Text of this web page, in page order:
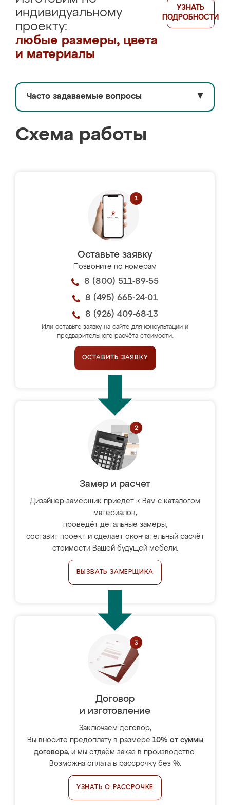
индивидуальному
проекту:
любые размеры, цвета
и материалы
УЗНАТЬ
ПОДРОБНОСТИ
Часто задаваемые вопросы ▼
Схема работы
Оставьте заявку
Позвоните по номерам
8 (800) 511-89-55
8 (495) 665-24-01
8 (926) 409-68-13
Или оставьте заявку на сайте для консультации и
предварительного расчёта стоимости.
ОСТАВИТЬ ЗАЯВКУ
Замер и расчет
Дизайнер-замерщик приедет к Вам с каталогом
материалов,
проведёт детальные замеры,
составит проект и сделает окончательный расчёт
стоимости Вашей будущей мебели.
ВЫЗВАТЬ ЗАМЕРЩИКА
Договор
и изготовление
Заключаем договор,
Вы вносите предоплату в размере 10% от суммы
договора, и мы отдаём заказ в производство.
Возможна оплата в рассрочку без %.
УЗНАТЬ О РАССРОЧКЕ